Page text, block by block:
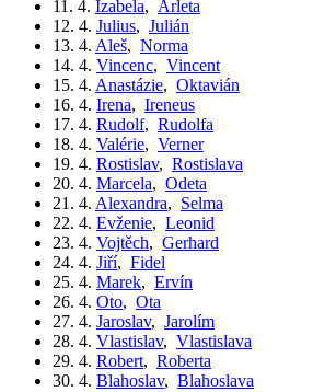
11. 4. Izabela, Arleta
12. 4. Julius, Julián
13. 4. Aleš, Norma
14. 4. Vincenc, Vincent
15. 4. Anastázie, Oktavián
16. 4. Irena, Ireneus
17. 4. Rudolf, Rudolfa
18. 4. Valérie, Verner
19. 4. Rostislav, Rostislava
20. 4. Marcela, Odeta
21. 4. Alexandra, Selma
22. 4. Evženie, Leonid
23. 4. Vojtěch, Gerhard
24. 4. Jiří, Fidel
25. 4. Marek, Ervín
26. 4. Oto, Ota
27. 4. Jaroslav, Jarolím
28. 4. Vlastislav, Vlastislava
29. 4. Robert, Roberta
30. 4. Blahoslav, Blahoslava